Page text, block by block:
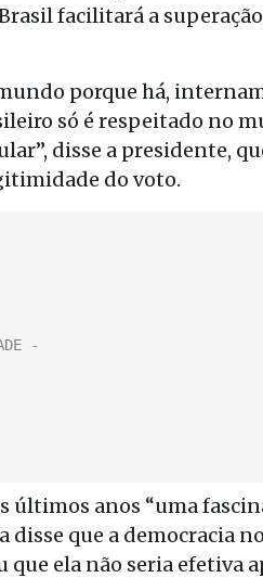
facilitará a
porque há,
só é respeitado no
disse a presidente,
do voto.
últimos anos “uma
que a democracia
ela não seria efetiva